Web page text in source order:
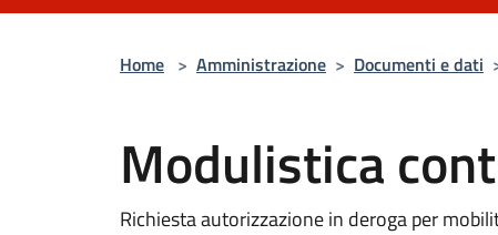
Home > Amministrazione > Documenti e dati
Modulistica
Richiesta autorizzazione in deroga per